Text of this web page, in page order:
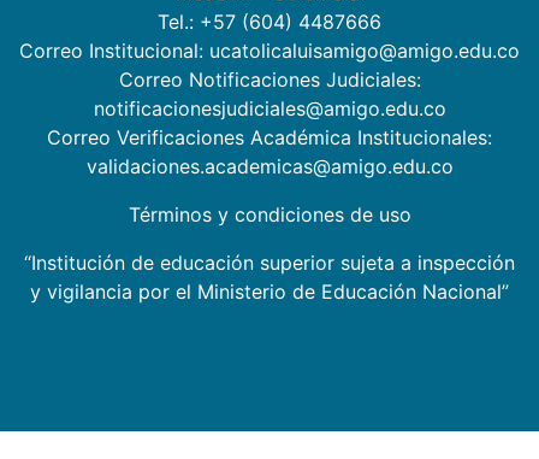
Tel.: +57 (604) 4487666
Correo Institucional: ucatolicaluisamigo@amigo.edu.co
Correo Notificaciones Judiciales:
notificacionesjudiciales@amigo.edu.co
Correo Verificaciones Académica Institucionales:
validaciones.academicas@amigo.edu.co
Términos y condiciones de uso
“Institución de educación superior sujeta a inspección
y vigilancia por el Ministerio de Educación Nacional”